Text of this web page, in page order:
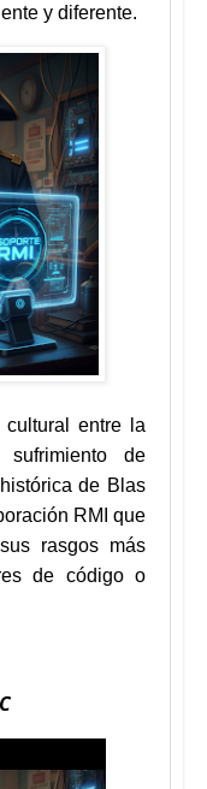
y diferente.
entre la
de
de Blas
RMI que
rasgos más
de código o